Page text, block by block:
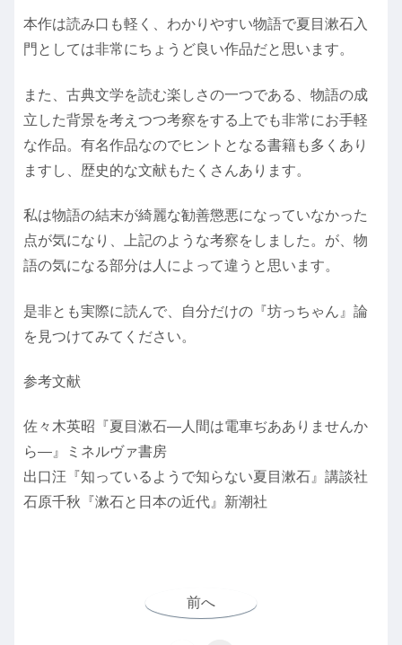
本作は読み口も軽く、わかりやすい物語で夏目漱石入
門としては非常にちょうど良い作品だと思います。
また、古典文学を読む楽しさの一つである、物語の成
立した背景を考えつつ考察をする上でも非常にお手軽
な作品。有名作品なのでヒントとなる書籍も多くあり
ますし、歴史的な文献もたくさんあります。
私は物語の結末が綺麗な勧善懲悪になっていなかった
点が気になり、上記のような考察をしました。が、物
語の気になる部分は人によって違うと思います。
是非とも実際に読んで、自分だけの『坊っちゃん』論
を見つけてみてください。
参考文献
佐々木英昭『夏目漱石—人間は電車ぢあありませんか
ら—』ミネルヴァ書房
出口汪『知っているようで知らない夏目漱石』講談社
石原千秋『漱石と日本の近代』新潮社
前へ